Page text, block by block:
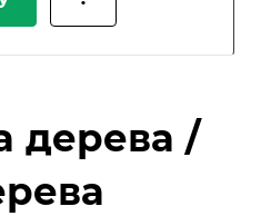
дерева /